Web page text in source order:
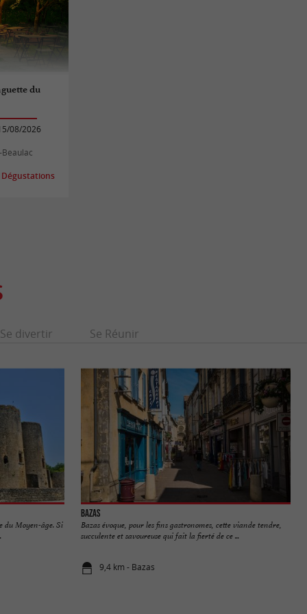
du
08/2026
Se divertir Se Réunir
du Moyen-âge. Si
Bazas
Bazas évoque, pour les fins gastronomes, cette viande tendre,
succulente et savoureuse qui fait la fierté de ce ...
9,4 km - Bazas